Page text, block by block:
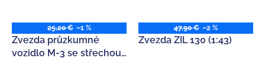
25,20 € –1 %
Zvezda průzkumné
vozidlo M-3 se střechou
47,90 € –2 %
Zvezda ZIL 130 (1:43)